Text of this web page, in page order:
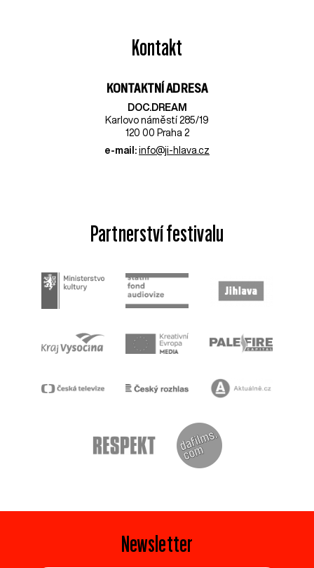
Kontakt
KONTAKTNÍ ADRESA
DOC.DREAM​
Karlovo náměstí 285/19
120 00 Praha 2
e-mail: info@ji-hlava.cz
Partnerství festivalu
Newsletter